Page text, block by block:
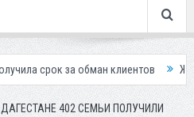
обман клиентов Жителей
402 СЕМЬИ ПОЛУЧИЛИ